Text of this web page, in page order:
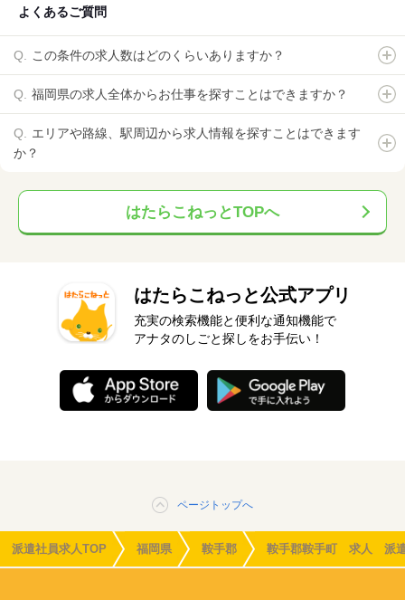
よくあるご質問
この条件の求人数はどのくらいありますか？
福岡県の求人全体からお仕事を探すことはできますか？
エリアや路線、駅周辺から求人情報を探すことはできます
か？
はたらこねっとTOPへ
はたらこねっと公式アプリ
充実の検索機能と便利な通知機能で
アナタのしごと探しをお手伝い！
ページトップへ
派遣社員求人TOP 福岡県 鞍手郡 鞍手郡鞍手町 求人 派